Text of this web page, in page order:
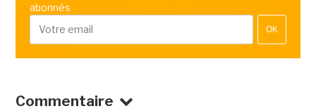
abonnés
OK
Commentaire